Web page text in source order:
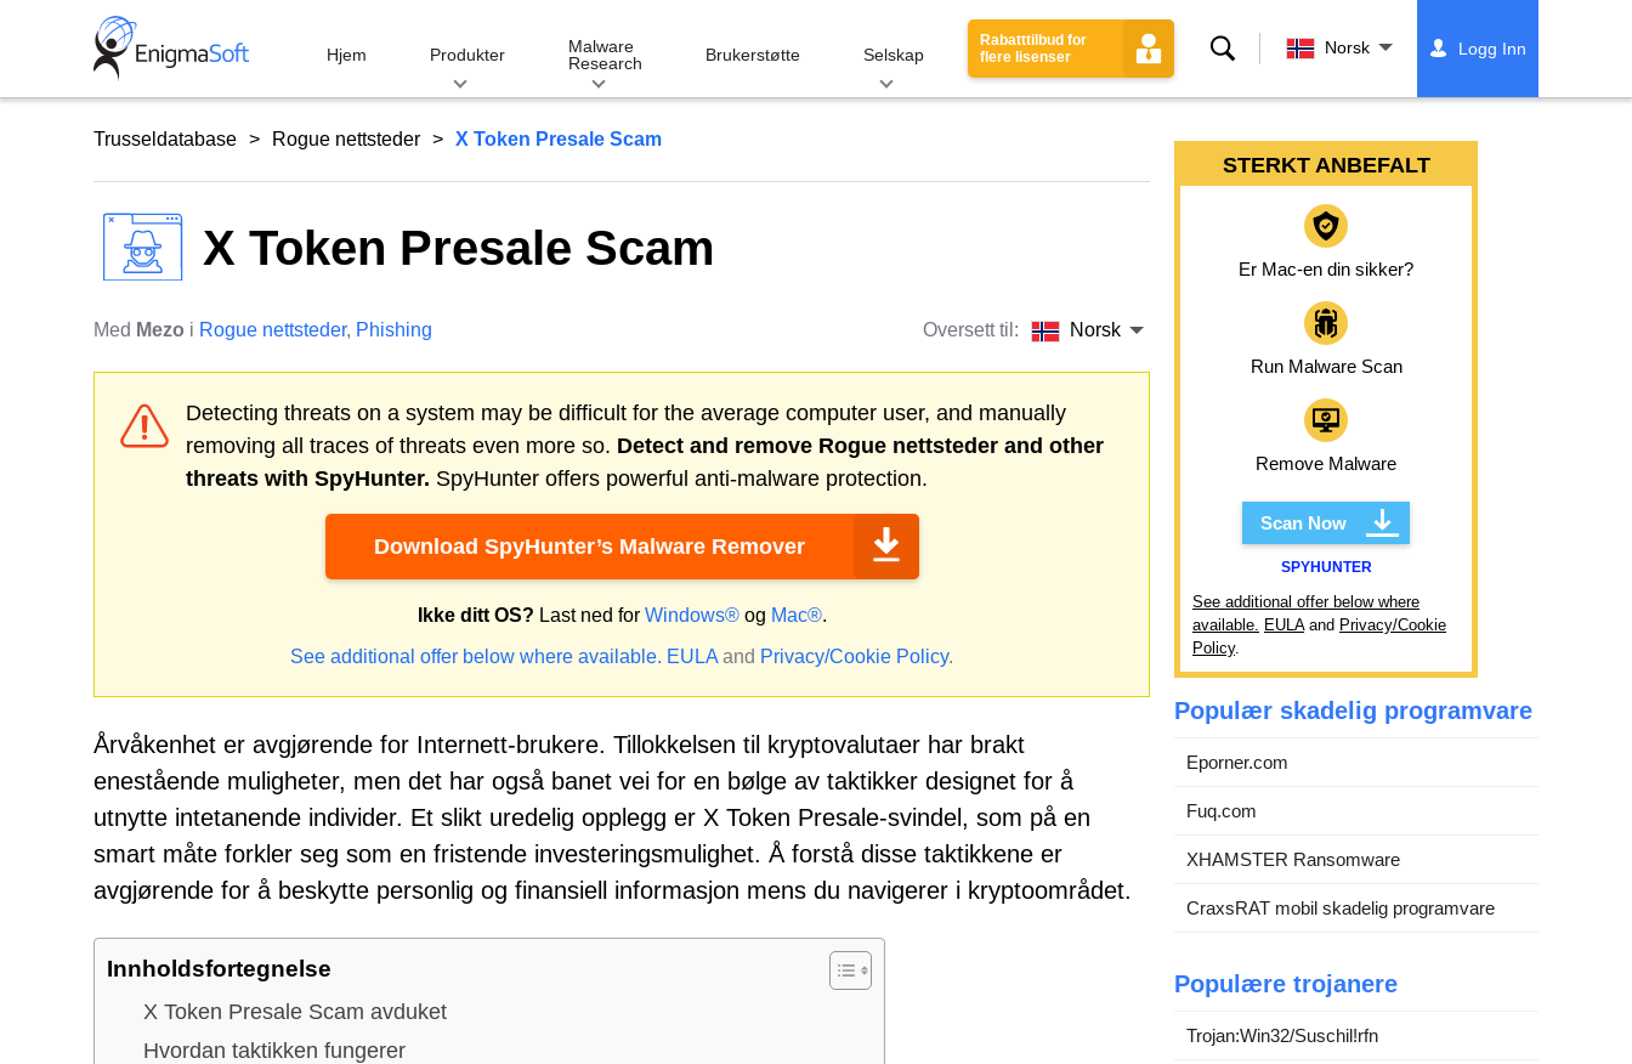
Hjem Produkter
Malware
Research
Brukerstøtte Selskap
Rabatttilbud for
flere lisenser
Søk Norsk Logg Inn
Trusseldatabase Rogue nettsteder X Token Presale Scam
X Token Presale Scam
Med Mezo i Rogue nettsteder, Phishing Oversett til: Norsk
Detecting threats on a system may be difficult for the average computer user, and manually
removing all traces of threats even more so. Detect and remove Rogue nettsteder and other
threats with SpyHunter. SpyHunter offers powerful anti-malware protection.
Download SpyHunter’s Malware Remover
Ikke ditt OS? Last ned for Windows®og Mac®.
See additional offer below where available. EULA and Privacy/Cookie Policy.
Årvåkenhet er avgjørende for Internett-brukere. Tillokkelsen til kryptovalutaer har brakt
enestående muligheter, men det har også banet vei for en bølge av taktikker designet for å
utnytte intetanende individer. Et slikt uredelig opplegg er X Token Presale-svindel, som på en
smart måte forkler seg som en fristende investeringsmulighet. Å forstå disse taktikkene er
avgjørende for å beskytte personlig og finansiell informasjon mens du navigerer i kryptoområdet.
Innholdsfortegnelse
X Token Presale Scam avduket
Hvordan taktikken fungerer
STERKT ANBEFALT
Er Mac-en din sikker?
Run Malware Scan
Remove Malware
Scan Now
SPYHUNTER
See additional offer below where
available. EULAand Privacy/Cookie
Policy.
Populær skadelig programvare
Eporner.com
Fuq.com
XHAMSTER Ransomware
CraxsRAT mobil skadelig programvare
Populære trojanere
Trojan:Win32/Suschil!rfn